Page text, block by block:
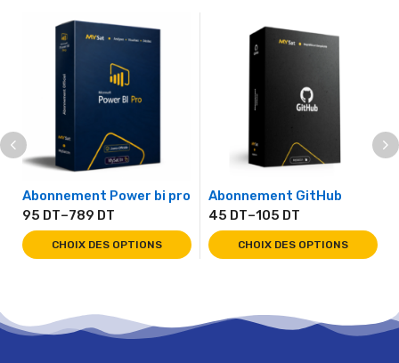
Abonnement Power bi pro
95 DT–789 DT
CHOIX DES OPTIONS
Abonnement GitHub
45 DT–105 DT
CHOIX DES OPTIONS